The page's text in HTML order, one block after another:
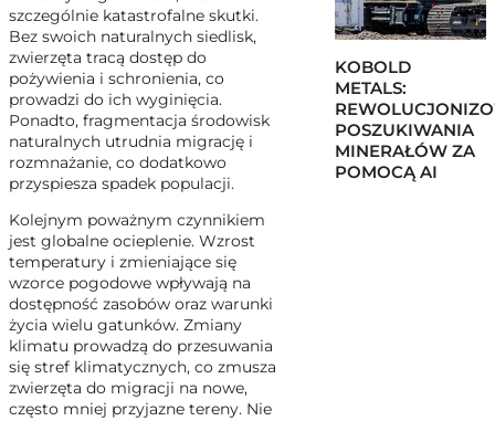
szczególnie katastrofalne skutki.
Bez swoich naturalnych siedlisk,
zwierzęta tracą dostęp do
pożywienia i schronienia, co
prowadzi do ich wyginięcia.
Ponadto, fragmentacja środowisk
naturalnych utrudnia migrację i
rozmnażanie, co dodatkowo
przyspiesza spadek populacji.
Kolejnym poważnym czynnikiem
jest globalne ocieplenie. Wzrost
temperatury i zmieniające się
wzorce pogodowe wpływają na
dostępność zasobów oraz warunki
życia wielu gatunków. Zmiany
klimatu prowadzą do przesuwania
się stref klimatycznych, co zmusza
zwierzęta do migracji na nowe,
często mniej przyjazne tereny. Nie
KOBOLD
METALS:
POSZUKIWANIA
MINERAŁÓW ZA
POMOCĄ AI